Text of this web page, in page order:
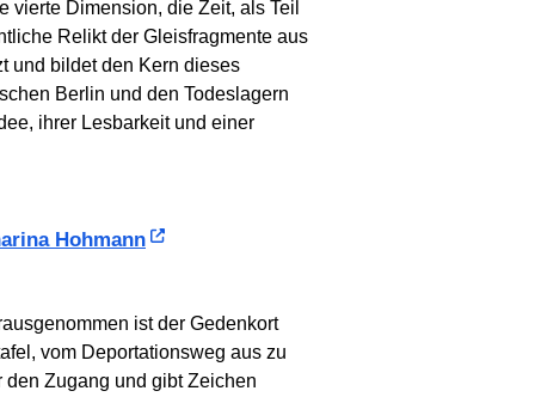
vierte Dimension, die Zeit, als Teil
Relikt der Gleisfragmente aus
und bildet den Kern dieses
Berlin und den Todeslagern
ihrer Lesbarkeit und einer
Hohmann
ist der Gedenkort
vom Deportationsweg aus zu
Zugang und gibt Zeichen